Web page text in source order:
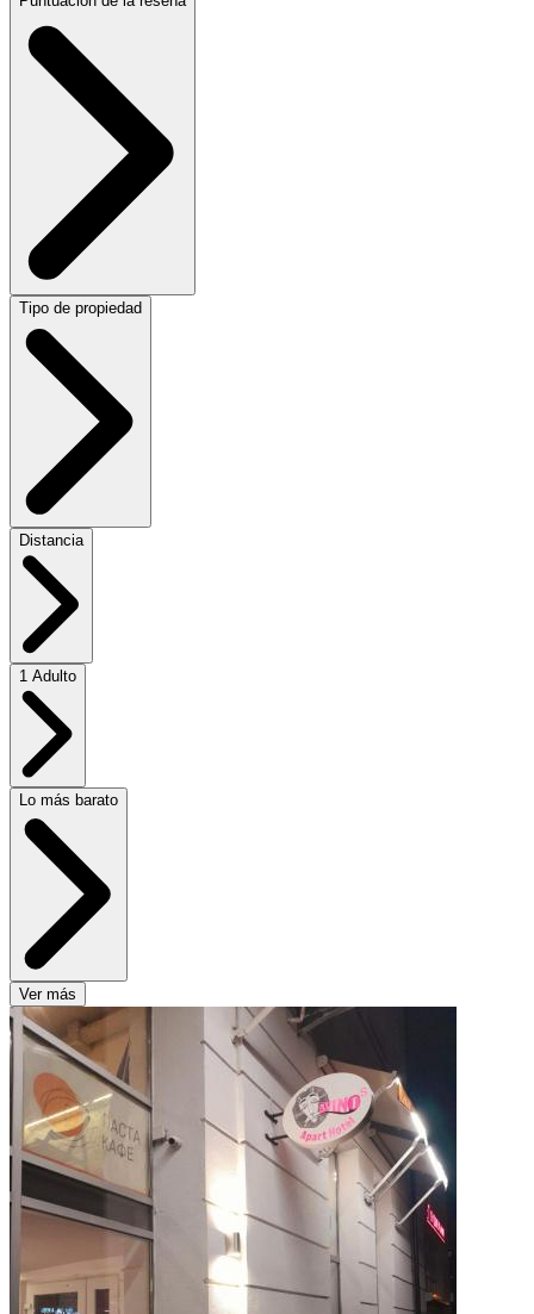
Tipo de propiedad
Distancia
1 Adulto
Lo más barato
Ver más